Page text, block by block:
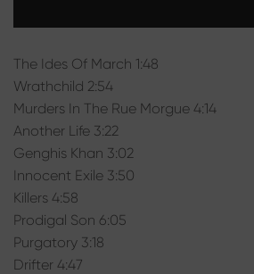
The Ides Of March 1:48
Wrathchild 2:54
Murders In The Rue Morgue 4:14
Another Life 3:22
Genghis Khan 3:02
Innocent Exile 3:50
Killers 4:58
Prodigal Son 6:05
Purgatory 3:18
Drifter 4:47